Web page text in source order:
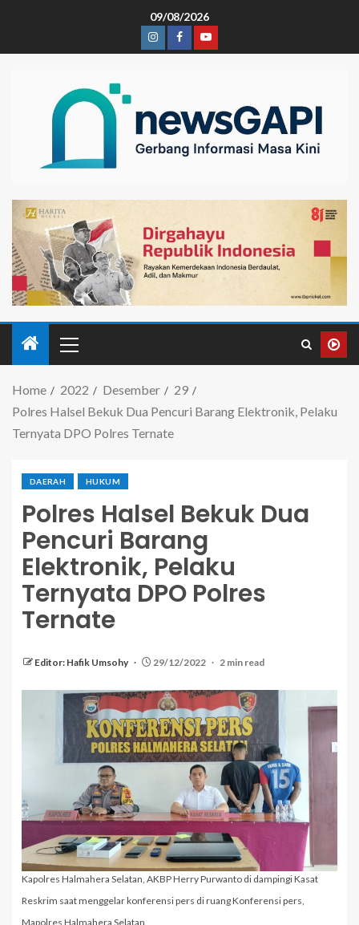
09/08/2026
Home 2022 Desember
29
Polres Halsel Bekuk Dua Pencuri Barang Elektronik, Pelaku
Ternyata DPO Polres Ternate
DAERAH HUKUM
Polres Halsel Bekuk Dua
Pencuri Barang
Elektronik, Pelaku
Ternyata DPO Polres
Ternate
Editor: Hafik Umsohy 29/12/2022 2 min read
Kapolres Halmahera Selatan, AKBP Herry Purwanto di dampingi Kasat
Reskrim saat menggelar konferensi pers di ruang Konferensi pers,
Mapolres Halmahera Selatan